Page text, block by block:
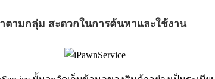
ตามกลุ่ม สะดวกในการค้นหาและใช้งาน